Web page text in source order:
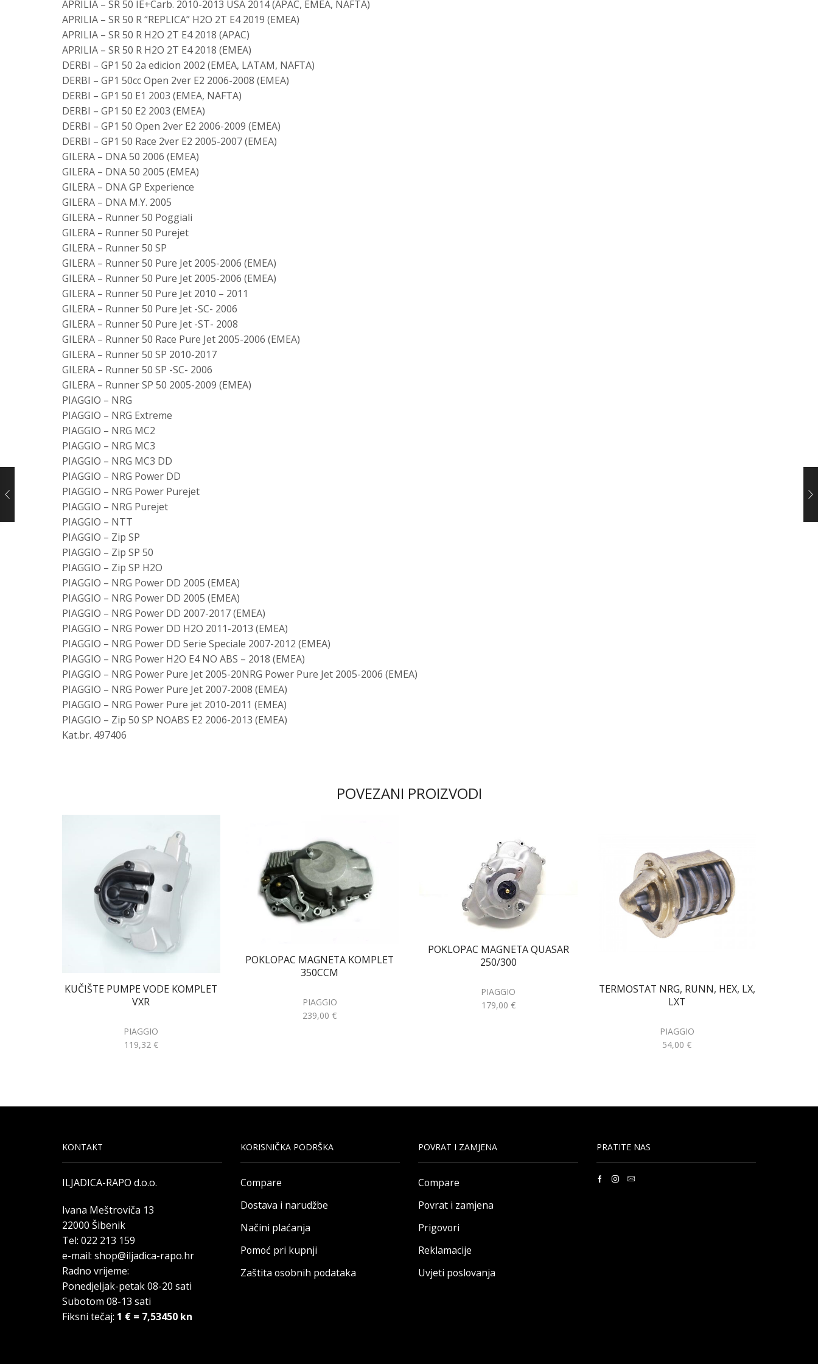
APRILIA – SR 50 IE+Carb. 2010-2013 USA 2014 (APAC, EMEA, NAFTA)
APRILIA – SR 50 R “REPLICA” H2O 2T E4 2019 (EMEA)
APRILIA – SR 50 R H2O 2T E4 2018 (APAC)
APRILIA – SR 50 R H2O 2T E4 2018 (EMEA)
DERBI – GP1 50 2a edicion 2002 (EMEA, LATAM, NAFTA)
DERBI – GP1 50cc Open 2ver E2 2006-2008 (EMEA)
DERBI – GP1 50 E1 2003 (EMEA, NAFTA)
DERBI – GP1 50 E2 2003 (EMEA)
DERBI – GP1 50 Open 2ver E2 2006-2009 (EMEA)
DERBI – GP1 50 Race 2ver E2 2005-2007 (EMEA)
GILERA – DNA 50 2006 (EMEA)
GILERA – DNA 50 2005 (EMEA)
GILERA – DNA GP Experience
GILERA – DNA M.Y. 2005
GILERA – Runner 50 Poggiali
GILERA – Runner 50 Purejet
GILERA – Runner 50 SP
GILERA – Runner 50 Pure Jet 2005-2006 (EMEA)
GILERA – Runner 50 Pure Jet 2005-2006 (EMEA)
GILERA – Runner 50 Pure Jet 2010 – 2011
GILERA – Runner 50 Pure Jet -SC- 2006
GILERA – Runner 50 Pure Jet -ST- 2008
GILERA – Runner 50 Race Pure Jet 2005-2006 (EMEA)
GILERA – Runner 50 SP 2010-2017
GILERA – Runner 50 SP -SC- 2006
GILERA – Runner SP 50 2005-2009 (EMEA)
PIAGGIO – NRG
PIAGGIO – NRG Extreme
PIAGGIO – NRG MC2
PIAGGIO – NRG MC3
PIAGGIO – NRG MC3 DD
PIAGGIO – NRG Power DD
PIAGGIO – NRG Power Purejet
PIAGGIO – NRG Purejet
PIAGGIO – NTT
PIAGGIO – Zip SP
PIAGGIO – Zip SP 50
PIAGGIO – Zip SP H2O
PIAGGIO – NRG Power DD 2005 (EMEA)
PIAGGIO – NRG Power DD 2005 (EMEA)
PIAGGIO – NRG Power DD 2007-2017 (EMEA)
PIAGGIO – NRG Power DD H2O 2011-2013 (EMEA)
PIAGGIO – NRG Power DD Serie Speciale 2007-2012 (EMEA)
PIAGGIO – NRG Power H2O E4 NO ABS – 2018 (EMEA)
PIAGGIO – NRG Power Pure Jet 2005-20NRG Power Pure Jet 2005-2006 (EMEA)
PIAGGIO – NRG Power Pure Jet 2007-2008 (EMEA)
PIAGGIO – NRG Power Pure jet 2010-2011 (EMEA)
PIAGGIO – Zip 50 SP NOABS E2 2006-2013 (EMEA)
Kat.br. 497406
POVEZANI PROIZVODI
KUČIŠTE PUMPE VODE KOMPLET
VXR
PIAGGIO
119,32 €
POKLOPAC MAGNETA KOMPLET
350CCM
PIAGGIO
239,00€
POKLOPAC MAGNETA QUASAR
250/300
PIAGGIO
179,00 €
TERMOSTAT NRG, RUNN, HEX, LX,
LXT
PIAGGIO
54,00€
KONTAKT
ILJADICA-RAPO d.o.o.
Ivana Meštroviča 13
22000 Šibenik
Tel: 022 213 159
e-mail: shop@iljadica-rapo.hr
Radno vrijeme:
Ponedjeljak-petak 08-20 sati
Subotom 08-13 sati
Fiksni tečaj: 1 € = 7,53450 kn
KORISNIČKA PODRŠKA
Compare
Dostava i narudžbe
Načini plaćanja
Pomoć pri kupnji
Zaštita osobnih podataka
POVRAT I ZAMJENA
Compare
Povrat i zamjena
Prigovori
Reklamacije
Uvjeti poslovanja
PRATITE NAS